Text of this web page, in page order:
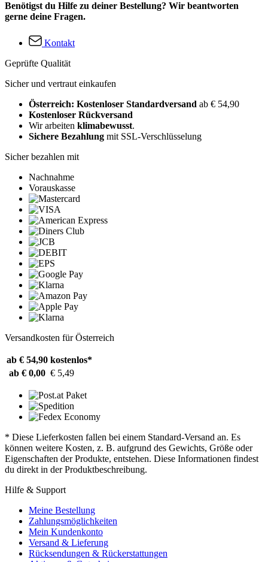
Benötigst du Hilfe zu deiner Bestellung? Wir beantworten
gerne deine Fragen.
Kontakt
Geprüfte Qualität
Sicher und vertraut einkaufen
Österreich: Kostenloser Standardversand ab € 54,90
Kostenloser Rückversand
Wir arbeiten klimabewusst.
Sichere Bezahlung mit SSL-Verschlüsselung
Sicher bezahlen mit
Nachnahme
Vorauskasse
Versandkosten für Österreich
ab € 54,90 kostenlos*
ab € 0,00 € 5,49
* Diese Lieferkosten fallen bei einem Standard-Versand an. Es
können weitere Kosten, z. B. aufgrund des Gewichts, Größe oder
Eigenschaften der Produkte, entstehen. Diese Informationen findest
du direkt in der Produktbeschreibung.
Hilfe & Support
Meine Bestellung
Zahlungsmöglichkeiten
Mein Kundenkonto
Versand & Lieferung
Rücksendungen & Rückerstattungen